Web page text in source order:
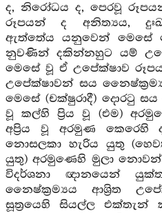
ද, නිරෝධය ද, පෙරවූ
රූපයන් ද අනිත්‍යය,
ඇත්තේය යනුවෙන් මෙසේ
නුවණින් දකින්නහුට යම්
මෙසේ වූ ඒ උපේක්ෂාව
උපේක්ෂාවන් සය
මෙසේ (චක්ෂුරාදී) දොරටු
වූ කල්හි ප්‍රිය වූ (එම)
අප්‍රිය වූ අරමුණ කෙරෙහි
නොසලකා හැරිය යුතු
යුතු) අරමුණෙහි මුලා
විදර්ශනා ඥානයෙන්
නෛෂ්ක්‍රම්‍යය ආශ්‍රිත
සූත්‍රයෙහි සියල්ල එක්තැන්